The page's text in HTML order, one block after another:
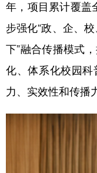
年，项目累计覆盖
步强化“政、企、
下”融合传播模式
化、体系化校园科
力、实效性和传播